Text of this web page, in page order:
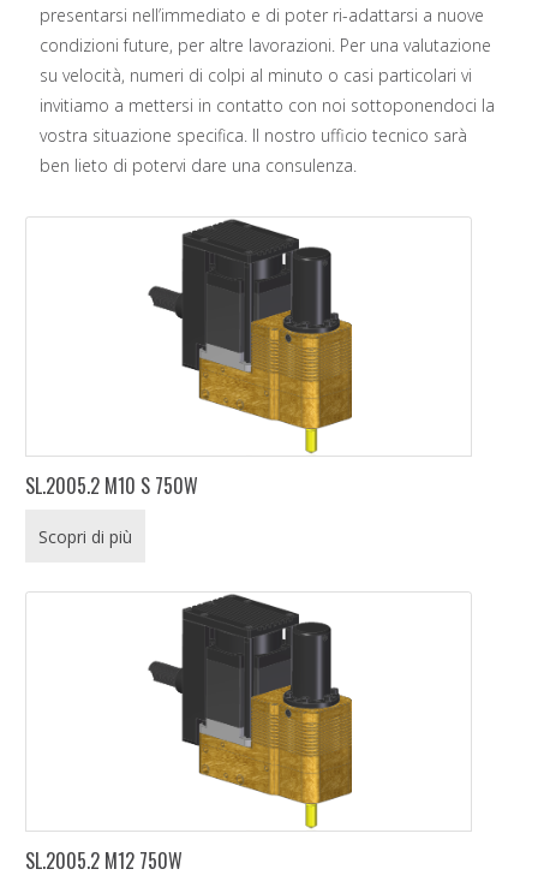
presentarsi nell’immediato e di poter ri-adattarsi a nuove
condizioni future, per altre lavorazioni. Per una valutazione
su velocità, numeri di colpi al minuto o casi particolari vi
invitiamo a mettersi in contatto con noi sottoponendoci la
vostra situazione specifica. Il nostro ufficio tecnico sarà
ben lieto di potervi dare una consulenza.
SL.2005.2 M10 S 750W
Scopri di più
SL.2005.2 M12 750W